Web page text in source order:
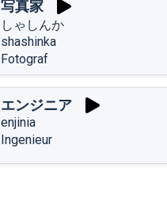
写真家
しゃしんか
shashinka
Fotograf
エンジニア
enjinia
Ingenieur